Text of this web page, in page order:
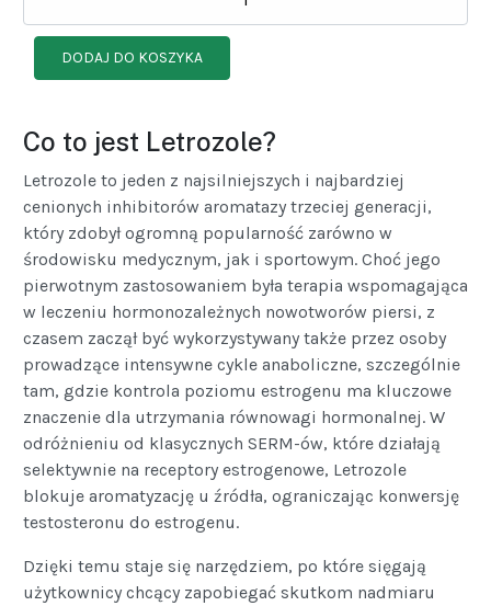
Co to jest Letrozole?
Letrozole to jeden z najsilniejszych i najbardziej
cenionych inhibitorów aromatazy trzeciej generacji,
który zdobył ogromną popularność zarówno w
środowisku medycznym, jak i sportowym. Choć jego
pierwotnym zastosowaniem była terapia wspomagająca
w leczeniu hormonozależnych nowotworów piersi, z
czasem zaczął być wykorzystywany także przez osoby
prowadzące intensywne cykle anaboliczne, szczególnie
tam, gdzie kontrola poziomu estrogenu ma kluczowe
znaczenie dla utrzymania równowagi hormonalnej. W
odróżnieniu od klasycznych SERM-ów, które działają
selektywnie na receptory estrogenowe, Letrozole
blokuje aromatyzację u źródła, ograniczając konwersję
testosteronu do estrogenu.
Dzięki temu staje się narzędziem, po które sięgają
użytkownicy chcący zapobiegać skutkom nadmiaru